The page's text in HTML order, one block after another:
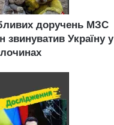
доручень МЗС
Україну у